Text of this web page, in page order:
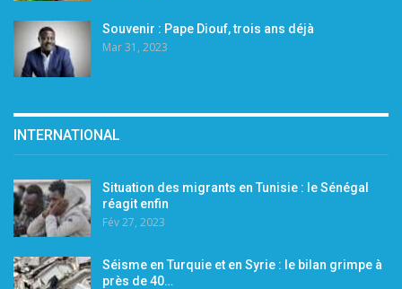
Souvenir : Pape Diouf, trois ans déjà
Mar 31, 2023
INTERNATIONAL
Situation des migrants en Tunisie : le Sénégal
réagit enfin
Fév 27, 2023
Séisme en Turquie et en Syrie : le bilan grimpe à
près de 40…